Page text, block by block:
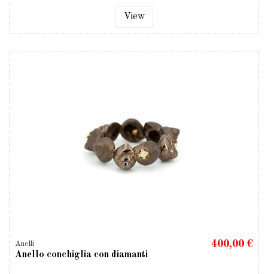
View
Anelli
Anello conchiglia con diamanti
400,00 €